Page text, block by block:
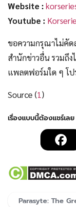
Website :
Youtube :
ขอความกรุณาไม่คั
สำนักข่าวอื่น รวมถึ
แพลตฟอร์มใด ๆ โ
Source (1)
Parasyte: The